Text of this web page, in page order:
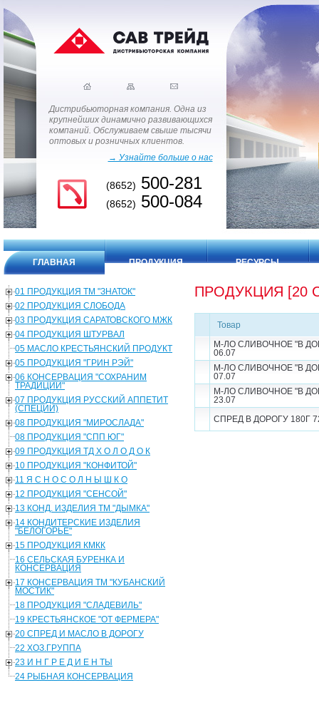
Дистрибьюторная компания. Одна из
крупнейших динамично развивающихся
компаний. Обслуживаем свыше тысячи
оптовых и розничных клиентов.
→ Узнайте больше о нас
(8652) 500-281
(8652) 500-084
ГЛАВНАЯ ПРОДУКЦИЯ РЕСУРСЫ
01 ПРОДУКЦИЯ ТМ "ЗНАТОК"
02 ПРОДУКЦИЯ СЛОБОДА
03 ПРОДУКЦИЯ САРАТОВСКОГО МЖК
04 ПРОДУКЦИЯ ШТУРВАЛ
05 МАСЛО КРЕСТЬЯНСКИЙ ПРОДУКТ
05 ПРОДУКЦИЯ "ГРИН РЭЙ"
06 КОНСЕРВАЦИЯ "СОХРАНИМ
ТРАДИЦИИ"
07 ПРОДУКЦИЯ РУССКИЙ АППЕТИТ
(СПЕЦИИ)
08 ПРОДУКЦИЯ "МИРОСЛАДА"
08 ПРОДУКЦИЯ "СПП ЮГ"
09 ПРОДУКЦИЯ ТД Х О Л О Д О К
10 ПРОДУКЦИЯ "КОНФИТОЙ"
11 Я С Н О С О Л Н Ы Ш К О
12 ПРОДУКЦИЯ "СЕНСОЙ"
13 КОНД. ИЗДЕЛИЯ ТМ "ДЫМКА"
14 КОНДИТЕРСКИЕ ИЗДЕЛИЯ
"БЕЛОГОРЬЕ"
15 ПРОДУКЦИЯ КМКК
16 СЕЛЬСКАЯ БУРЕНКА И
КОНСЕРВАЦИЯ
17 КОНСЕРВАЦИЯ ТМ "КУБАНСКИЙ
МОСТИК"
18 ПРОДУКЦИЯ "СЛАДЕВИЛЬ"
19 КРЕСТЬЯНСКОЕ "ОТ ФЕРМЕРА"
20 СПРЕД И МАСЛО В ДОРОГУ
22 ХОЗ.ГРУППА
23 И Н Г Р Е Д И Е Н ТЫ
24 РЫБНАЯ КОНСЕРВАЦИЯ
ПРОДУКЦИЯ [20
Товар
М-ЛО СЛИВОЧНОЕ "В
06.07
М-ЛО СЛИВОЧНОЕ "В
07.07
М-ЛО СЛИВОЧНОЕ "В
23.07
СПРЕД В ДОРОГУ 180Г